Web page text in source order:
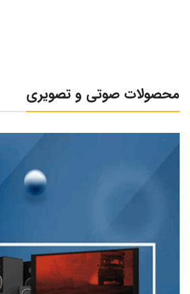
محصولات صوتی و تصویری